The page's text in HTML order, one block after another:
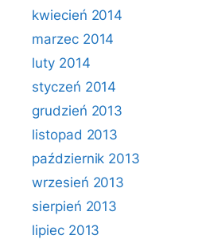
kwiecień 2014
marzec 2014
luty 2014
styczeń 2014
grudzień 2013
listopad 2013
październik 2013
wrzesień 2013
sierpień 2013
lipiec 2013